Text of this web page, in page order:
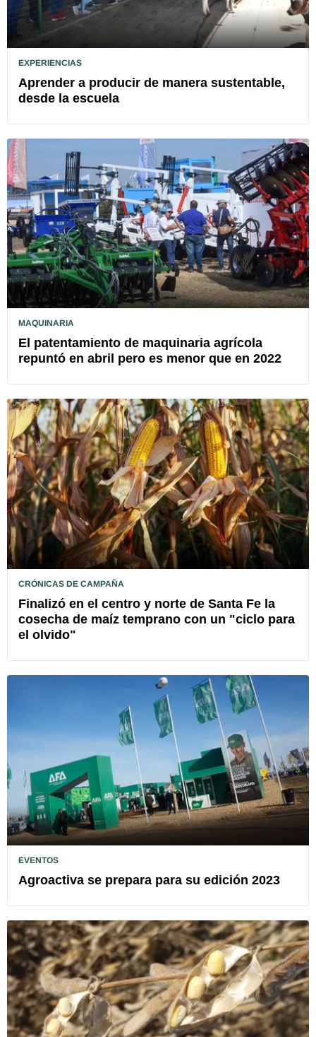
EXPERIENCIAS
Aprender a producir de manera sustentable,
desde la escuela
MAQUINARIA
El patentamiento de maquinaria agrícola
repuntó en abril pero es menor que en 2022
CRÓNICAS DE CAMPAÑA
Finalizó en el centro y norte de Santa Fe la
cosecha de maíz temprano con un "ciclo para
el olvido"
EVENTOS
Agroactiva se prepara para su edición 2023